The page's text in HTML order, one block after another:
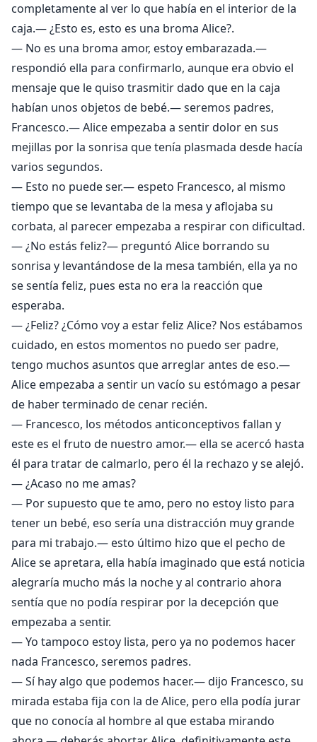
completamente al ver lo que había en el interior de la
caja.— ¿Esto es, esto es una broma Alice?.
— No es una broma amor, estoy embarazada.—
respondió ella para confirmarlo, aunque era obvio el
mensaje que le quiso trasmitir dado que en la caja
habían unos objetos de bebé.— seremos padres,
Francesco.— Alice empezaba a sentir dolor en sus
mejillas por la sonrisa que tenía plasmada desde hacía
varios segundos.
— Esto no puede ser.— espeto Francesco, al mismo
tiempo que se levantaba de la mesa y aflojaba su
corbata, al parecer empezaba a respirar con dificultad.
— ¿No estás feliz?— preguntó Alice borrando su
sonrisa y levantándose de la mesa también, ella ya no
se sentía feliz, pues esta no era la reacción que
esperaba.
— ¿Feliz? ¿Cómo voy a estar feliz Alice? Nos estábamos
cuidado, en estos momentos no puedo ser padre,
tengo muchos asuntos que arreglar antes de eso.—
Alice empezaba a sentir un vacío su estómago a pesar
de haber terminado de cenar recién.
— Francesco, los métodos anticonceptivos fallan y
este es el fruto de nuestro amor.— ella se acercó hasta
él para tratar de calmarlo, pero él la rechazo y se alejó.
— ¿Acaso no me amas?
— Por supuesto que te amo, pero no estoy listo para
tener un bebé, eso sería una distracción muy grande
para mi trabajo.— esto último hizo que el pecho de
Alice se apretara, ella había imaginado que está noticia
alegraría mucho más la noche y al contrario ahora
sentía que no podía respirar por la decepción que
empezaba a sentir.
— Yo tampoco estoy lista, pero ya no podemos hacer
nada Francesco, seremos padres.
— Sí hay algo que podemos hacer.— dijo Francesco, su
mirada estaba fija con la de Alice, pero ella podía jurar
que no conocía al hombre al que estaba mirando